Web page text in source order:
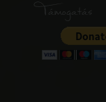
Támogatás